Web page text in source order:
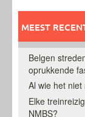
MEEST
Belgen
oprukkende
Al wie het niet
Elke
NMBS?